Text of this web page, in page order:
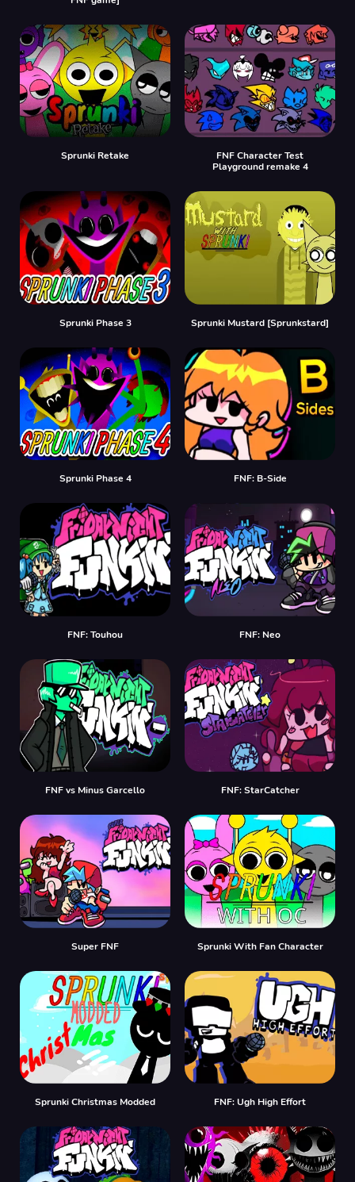
Sprunki Retake
FNF Character Test
Playground remake 4
Sprunki Phase 3 Sprunki Mustard [Sprunkstard]
Sprunki Phase 4 FNF: B-Side
FNF: Touhou FNF: Neo
FNF vs Minus Garcello FNF: StarCatcher
Super FNF Sprunki With Fan Character
Sprunki Christmas Modded FNF: Ugh High Effort